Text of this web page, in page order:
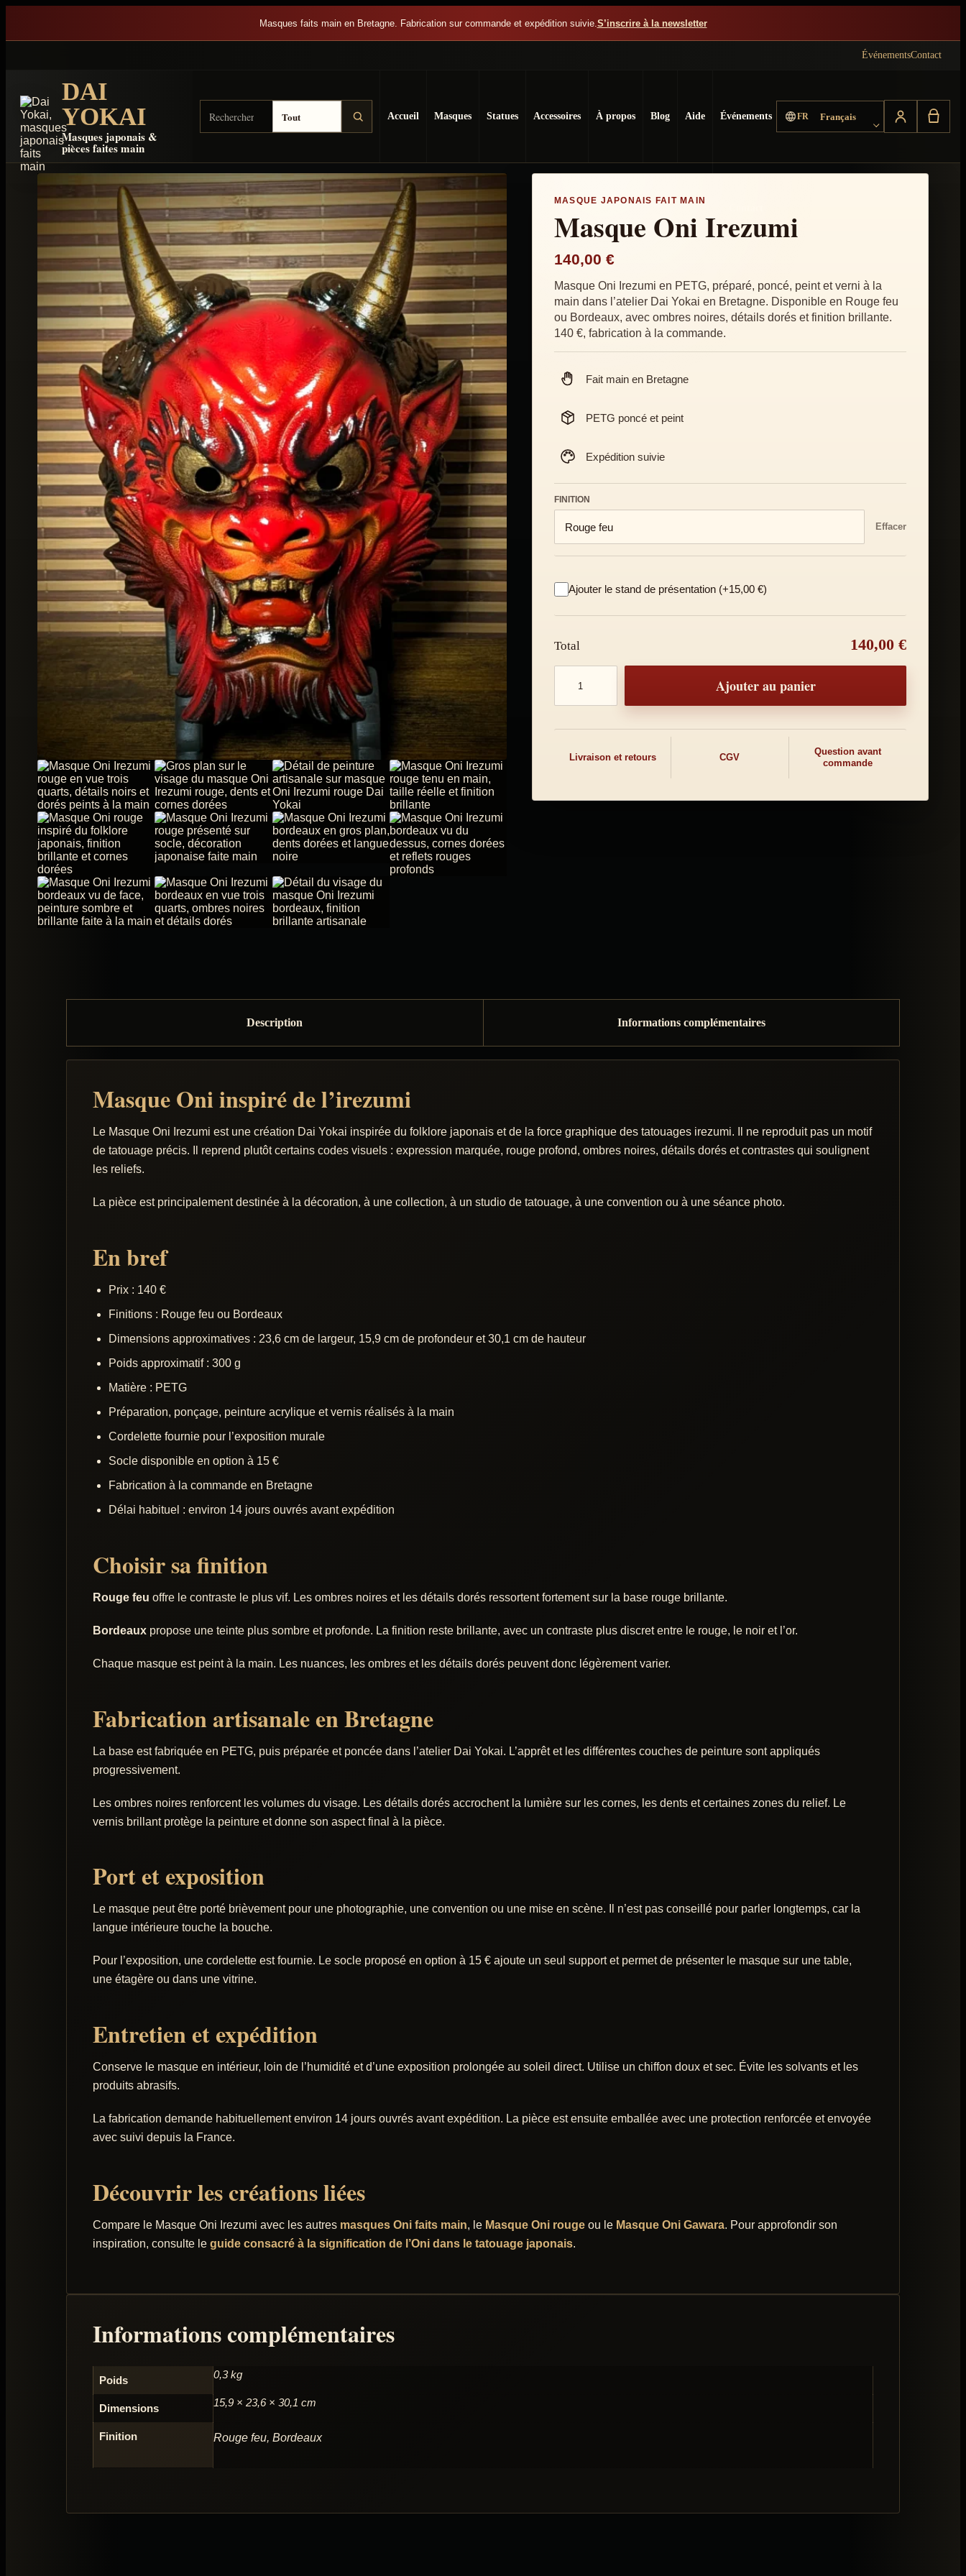
Masques faits main en Bretagne. Fabrication sur commande et expédition suivie. S’inscrire à la newsletter
ÉvénementsContact
DAI
YOKAI
Masques japonais &
pièces faites main
Accueil Masques Statues Accessoires À propos Blog Aide Événements FR Français
Choisir la langue
MASQUE JAPONAIS FAIT MAIN
Masque Oni Irezumi
140,00 €
Masque Oni Irezumi en PETG, préparé, poncé, peint et verni à la
main dans l’atelier Dai Yokai en Bretagne. Disponible en Rouge feu
ou Bordeaux, avec ombres noires, détails dorés et finition brillante.
140 €, fabrication à la commande.
Fait main en Bretagne
PETG poncé et peint
Expédition suivie
FINITION
Effacer
Ajouter le stand de présentation (+15,00 €)
Quantité de produits
Total 140,00 €
Ajouter au panier
Livraison et retours CGV
Question avant
commande
Description Informations complémentaires
Masque Oni inspiré de l’irezumi
Le Masque Oni Irezumi est une création Dai Yokai inspirée du folklore japonais et de la force graphique des tatouages irezumi. Il ne reproduit pas un motif
de tatouage précis. Il reprend plutôt certains codes visuels : expression marquée, rouge profond, ombres noires, détails dorés et contrastes qui soulignent
les reliefs.
La pièce est principalement destinée à la décoration, à une collection, à un studio de tatouage, à une convention ou à une séance photo.
En bref
Prix : 140 €
Finitions : Rouge feu ou Bordeaux
Dimensions approximatives : 23,6 cm de largeur, 15,9 cm de profondeur et 30,1 cm de hauteur
Poids approximatif : 300 g
Matière : PETG
Préparation, ponçage, peinture acrylique et vernis réalisés à la main
Cordelette fournie pour l’exposition murale
Socle disponible en option à 15 €
Fabrication à la commande en Bretagne
Délai habituel : environ 14 jours ouvrés avant expédition
Choisir sa finition
Rouge feu offre le contraste le plus vif. Les ombres noires et les détails dorés ressortent fortement sur la base rouge brillante.
Bordeaux propose une teinte plus sombre et profonde. La finition reste brillante, avec un contraste plus discret entre le rouge, le noir et l’or.
Chaque masque est peint à la main. Les nuances, les ombres et les détails dorés peuvent donc légèrement varier.
Fabrication artisanale en Bretagne
La base est fabriquée en PETG, puis préparée et poncée dans l’atelier Dai Yokai. L’apprêt et les différentes couches de peinture sont appliqués
progressivement.
Les ombres noires renforcent les volumes du visage. Les détails dorés accrochent la lumière sur les cornes, les dents et certaines zones du relief. Le
vernis brillant protège la peinture et donne son aspect final à la pièce.
Port et exposition
Le masque peut être porté brièvement pour une photographie, une convention ou une mise en scène. Il n’est pas conseillé pour parler longtemps, car la
langue intérieure touche la bouche.
Pour l’exposition, une cordelette est fournie. Le socle proposé en option à 15 € ajoute un seul support et permet de présenter le masque sur une table,
une étagère ou dans une vitrine.
Entretien et expédition
Conserve le masque en intérieur, loin de l’humidité et d’une exposition prolongée au soleil direct. Utilise un chiffon doux et sec. Évite les solvants et les
produits abrasifs.
La fabrication demande habituellement environ 14 jours ouvrés avant expédition. La pièce est ensuite emballée avec une protection renforcée et envoyée
avec suivi depuis la France.
Découvrir les créations liées
Compare le Masque Oni Irezumi avec les autres masques Oni faits main, le Masque Oni rouge ou le Masque Oni Gawara. Pour approfondir son
inspiration, consulte le guide consacré à la signification de l’Oni dans le tatouage japonais.
Informations complémentaires
Poids 0,3 kg
Dimensions 15,9 × 23,6 × 30,1 cm
Finition Rouge feu, Bordeaux